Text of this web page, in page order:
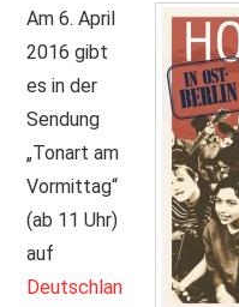
Am 6. April
2016 gibt
es in der
Sendung
„Tonart am
Vormittag“
(ab 11 Uhr)
auf
Deutschlan